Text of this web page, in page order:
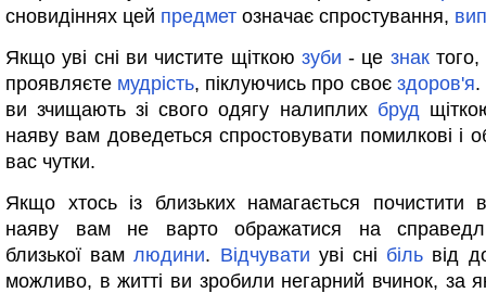
сновидіннях цей предмет означає спростування,
Якщо уві сні ви чистите щіткою зуби - це знактого,
проявляєте мудрість, піклуючись про своє здоров'я.
ви зчищають зі свого одягу налиплих бруд
наяву вам доведеться спростовувати помилкові і
вас чутки.
Якщо хтось із близьких намагається почистити
наяву вам не варто ображатися на
близької вамлюдини. Відчувати уві сні біль від
можливо, в житті ви зробили негарний вчинок, за